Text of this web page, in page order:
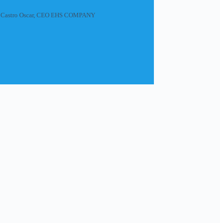
Castro Oscar, CEO EHS COMPANY